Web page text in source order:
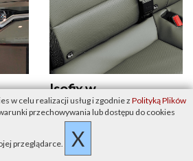
Isofix w
SsangYongach. Marka
rodzinna?
w celu realizacji usług i zgodnie z Polityką Plików
przechowywania lub dostępu do cookies
przeglądarce. X